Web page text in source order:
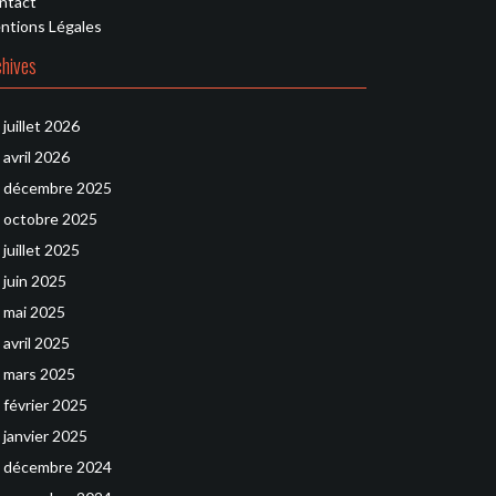
Légales
juillet 2026
avril 2026
décembre 2025
octobre 2025
juillet 2025
juin 2025
mai 2025
avril 2025
mars 2025
février 2025
janvier 2025
décembre 2024